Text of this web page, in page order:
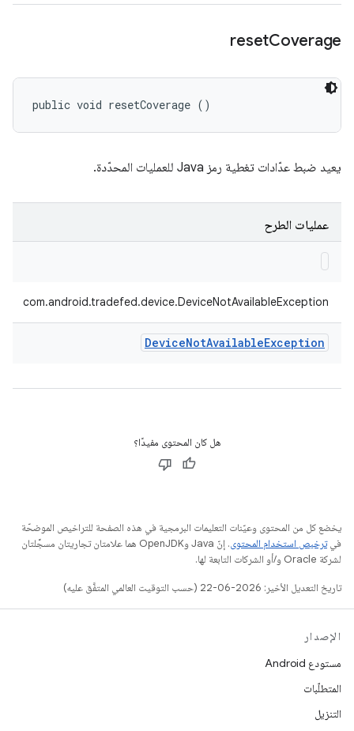
resetCoverage
public void resetCoverage ()
يعيد ضبط عدّادات تغطية رمز Java للعمليات المحدّدة.
عمليات الطرح
com.android.tradefed.device.DeviceNotAvailableException
DeviceNotAvailableException
هل كان المحتوى مفيدًا؟
يخضع كل من المحتوى وعيّنات التعليمات البرمجية في هذه الصفحة للتراخيص الموضحّة
فيترخيص استخدام المحتوى
. إنّ Java وOpenJDK هما علامتان تجاريتان مسجَّلتان
لشركة Oracle و/أو الشركات التابعة لها.
تاريخ التعديل الأخير: 2026-06-22 (حسب التوقيت العالمي المتفَّق عليه)
الإصدار
مستودع Android
المتطلّبات
التنزيل